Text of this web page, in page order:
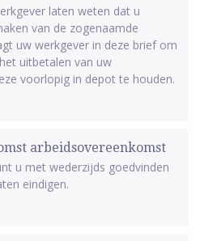
laten weten dat u
van de zogenaamde
uw werkgever in deze brief om
uitbetalen van uw
voorlopig in depot te houden.
arbeidsovereenkomst
u met wederzijds goedvinden
eindigen.